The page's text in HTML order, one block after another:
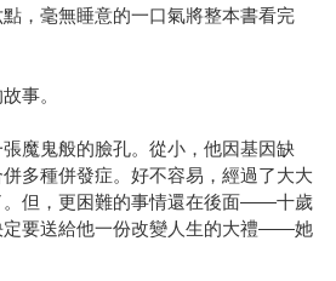
，毫無睡意的一口氣將整本書看完
事。
魔鬼般的臉孔。從小，他因基因缺
多種併發症。好不容易，經過了大大
。但，更困難的事情還在後面——十歲
定要送給他一份改變人生的大禮——她